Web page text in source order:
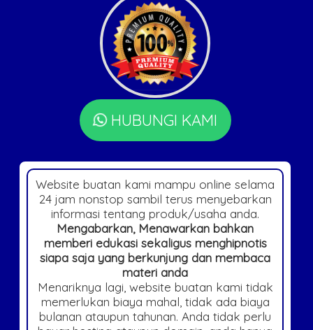
HUBUNGI KAMI
Website buatan kami mampu online selama
24 jam nonstop sambil terus menyebarkan
informasi tentang produk/usaha anda.
Mengabarkan, Menawarkan bahkan
memberi edukasi sekaligus menghipnotis
siapa saja yang berkunjung dan membaca
materi anda
Menariknya lagi, website buatan kami tidak
memerlukan biaya mahal, tidak ada biaya
bulanan ataupun tahunan. Anda tidak perlu